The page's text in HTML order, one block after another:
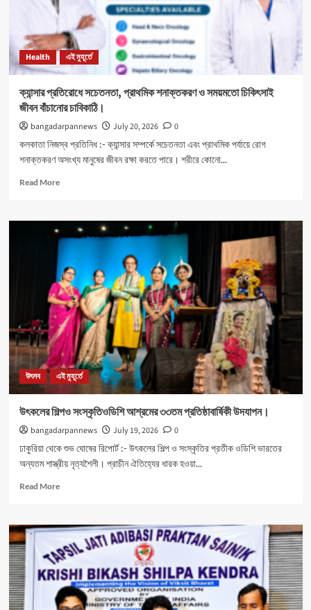
রক্তদান
আয়োজিত।
Health এই মুহূর্তে
ক্যান্সার প্রতিরোধে সচেতনতা, প্রাথমিক শনাক্তকরণ ও সময়মতো চিকিৎসাই
জীবন বাঁচানোর চাবিকাঠি।
bangadarpannews July 20, 2026
0
কলকাতা নিজস্ব প্রতিনিধ :- ক্যান্সার সম্পর্কে সচেতনতা এবং প্রাথমিক পর্যায়ে রোগ
শনাক্তকরণ অসংখ্য মানুষের জীবন রক্ষা করতে পারে। শরীরে কোনো...
Read MoreRead
ক্যান্সার
প্রতিরোধে
সচেতনতা,
শনাক্তকরণ
ও
সময়মতো
চিকিৎসাই
জীবন
বাঁচানোর
চাবিকাঠি।
উৎসব এই মুহূর্তে
উৎকলের শিল্পও সংস্কৃতিওডিশি আশ্রমের ৩৩তম প্রতিষ্ঠাবার্ষিকী উদযাপন।
bangadarpannews July 19, 2026
0
ঢাকুরিয়া থেকে শুভ ঘোষের রিপোর্ট :- উৎকলের শিল্প ও সংস্কৃতির প্রতীক ওডিশি ভারতের
অন্যতম শাস্ত্রীয় নৃত্যশৈলী। প্রাচীন ঐতিহ্যের ধারক হওয়া...
Read MoreRead
উৎকলের
সংস্কৃতিওডিশি
আশ্রমের
৩৩তম
প্রতিষ্ঠাবার্ষিকী
উদযাপন।